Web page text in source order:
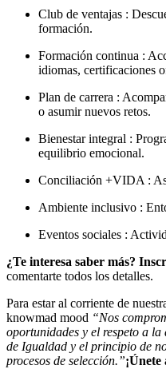
Club de ventajas :
formación.
Formación continua :
idiomas, certificaciones
Plan de carrera :
o asumir nuevos retos.
Bienestar integral :
equilibrio emocional.
Conciliación +VIDA :
Ambiente inclusivo :
Eventos sociales :
¿Te interesa saber más?
comentarte todos los detalles.
Para estar al corriente de
knowmad mood “Nos
oportunidades y el respeto a
de Igualdad y el principio de
procesos de selección.”